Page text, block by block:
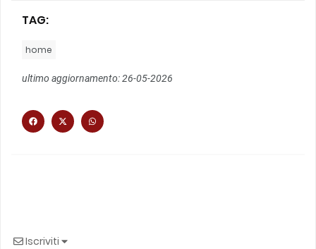
TAG:
home
ultimo aggiornamento: 26-05-2026
Iscriviti